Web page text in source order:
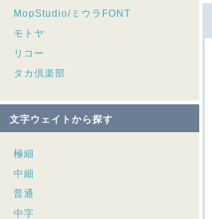
MopStudio/ミウラFONT
モトヤ
リコー
タカ倶楽部
文字ウェイトから探す
極細
中細
普通
中字